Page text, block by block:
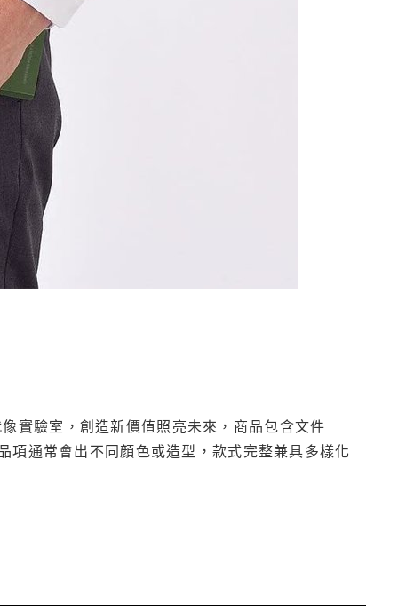
實驗室，創造新價值照亮未來，商品包含文件
通常會出不同顏色或造型，款式完整兼具多樣化